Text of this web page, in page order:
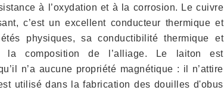
à l’oxydation et à la corrosion. Le cuivre
c’est un excellent conducteur thermique et
physiques, sa conductibilité thermique et
la composition de l’alliage. Le laiton est
n’a aucune propriété magnétique : il n’attire
utilisé dans la fabrication des douilles d'obus